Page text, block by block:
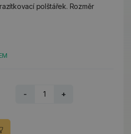
polštářek. Rozměr
- +